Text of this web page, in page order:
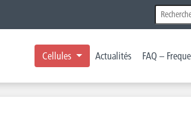
Cellules Actualités FAQ –